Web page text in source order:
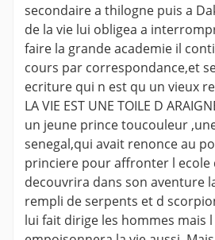
secondaire a thilogne puis a
de la vie lui obligea a
faire la grande academie il
cours par correspondance,et
ecriture qui n est qu un vieux
LA VIE EST UNE TOILE D
un jeune prince toucouleur
senegal,qui avait renonce au
princiere pour affronter l ecole
decouvrira dans son aventure
rempli de serpents et d
lui fait dirige les hommes mais